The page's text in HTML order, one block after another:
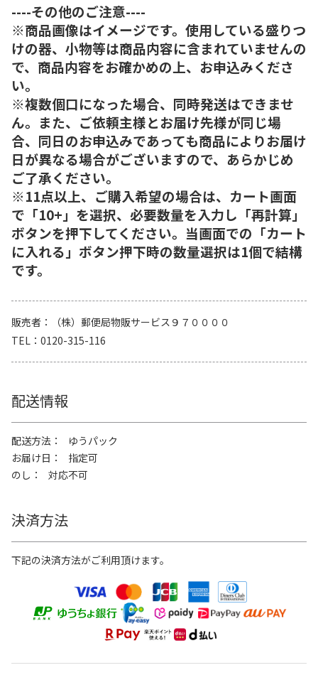
----その他のご注意----
※商品画像はイメージです。使用している盛りつ
けの器、小物等は商品内容に含まれていませんの
で、商品内容をお確かめの上、お申込みくださ
い。
※複数個口になった場合、同時発送はできませ
ん。また、ご依頼主様とお届け先様が同じ場
合、同日のお申込みであっても商品によりお届け
日が異なる場合がございますので、あらかじめ
ご了承ください。
※11点以上、ご購入希望の場合は、カート画面
で「10+」を選択、必要数量を入力し「再計算」
ボタンを押下してください。当画面での「カート
に入れる」ボタン押下時の数量選択は1個で結構
です。
販売者
（株）郵便局物販サービス９７００００
TEL
0120-315-116
配送情報
配送方法
ゆうパック
お届け日
指定可
のし
対応不可
決済方法
下記の決済方法がご利用頂けます。